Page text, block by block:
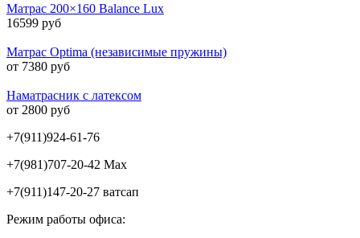
Матрас 200×160 Balance Lux
16599 руб
Матрас Optima (независимые пружины)
от 7380 руб
Наматрасник с латексом
от 2800 руб
+7(911)924-61-76
+7(981)707-20-42 Max
+7(911)147-20-27 ватсап
Режим работы офиса: